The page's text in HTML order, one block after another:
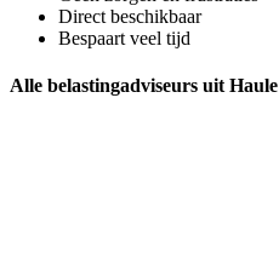
Direct beschikbaar
Bespaart veel tijd
Alle belastingadviseurs uit Haule